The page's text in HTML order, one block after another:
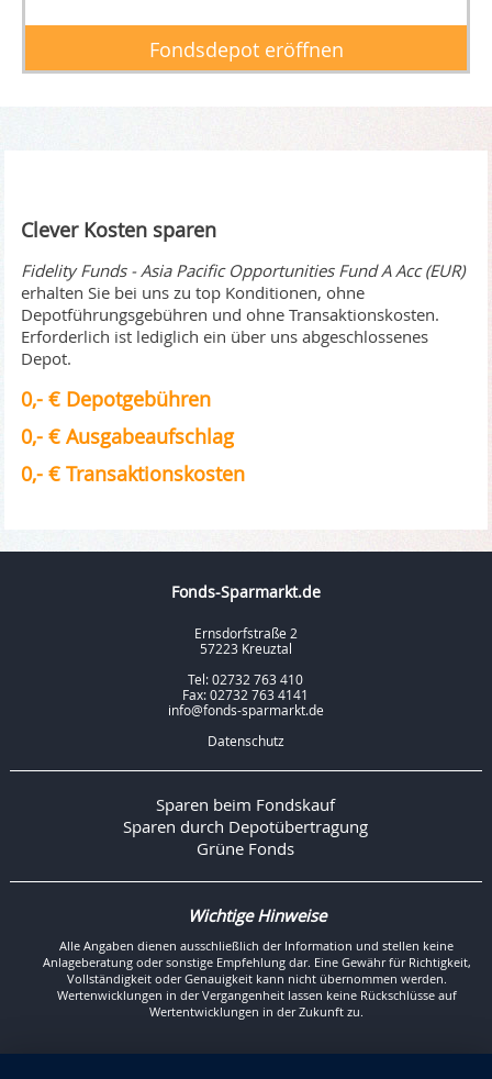
Fondsdepot eröffnen
Clever Kosten sparen
Fidelity Funds - Asia Pacific Opportunities Fund A Acc (EUR)
erhalten Sie bei uns zu top Konditionen, ohne
Depotführungsgebühren und ohne Transaktionskosten.
Erforderlich ist lediglich ein über uns abgeschlossenes
Depot.
0,- € Depotgebühren
0,- € Ausgabeaufschlag
0,- € Transaktionskosten
Fonds-Sparmarkt.de
Ernsdorfstraße 2
57223 Kreuztal
Tel: 02732 763 410
Fax: 02732 763 4141
info@fonds-sparmarkt.de
Datenschutz
Sparen beim Fondskauf
Sparen durch Depotübertragung
Grüne Fonds
Wichtige Hinweise
Alle Angaben dienen ausschließlich der Information und stellen keine
Anlageberatung oder sonstige Empfehlung dar. Eine Gewähr für Richtigkeit,
Vollständigkeit oder Genauigkeit kann nicht übernommen werden.
Wertenwicklungen in der Vergangenheit lassen keine Rückschlüsse auf
Wertentwicklungen in der Zukunft zu.